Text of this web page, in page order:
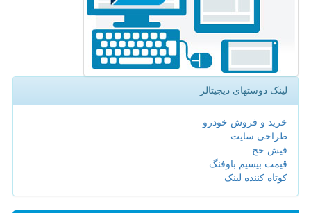
لینک دوستهای دیجیتالر
خرید و فروش خودرو
طراحی سایت
فیش حج
قیمت بیسیم باوفنگ
کوتاه کننده لینک